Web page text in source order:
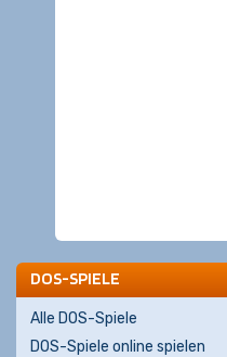
DOS-SPIELE
Alle DOS-Spiele
DOS-Spiele online spielen